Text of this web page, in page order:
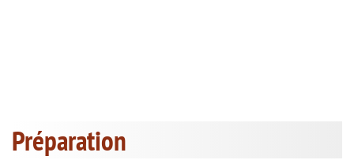
Préparation